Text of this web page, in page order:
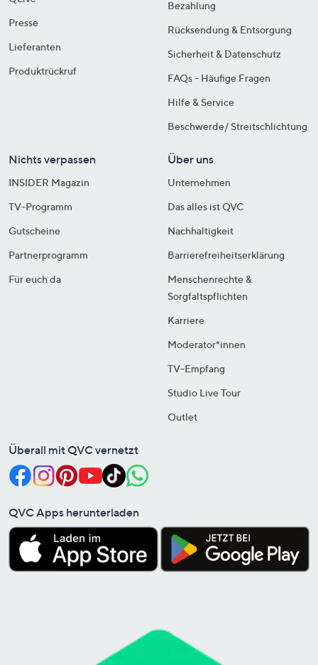
Presse
Lieferanten
Produktrückruf
Bezahlung
Rücksendung & Entsorgung
Sicherheit & Datenschutz
FAQs - Häufige Fragen
Hilfe & Service
Beschwerde/ Streitschlichtung
Nichts verpassen
INSIDER Magazin
TV-Programm
Gutscheine
Partnerprogramm
Für euch da
Über uns
Unternehmen
Das alles ist QVC
Nachhaltigkeit
Barrierefreiheitserklärung
Menschenrechte &
Sorgfaltspflichten
Karriere
Moderator*innen
TV-Empfang
Studio Live Tour
Outlet
Überall mit QVC vernetzt
QVC Apps herunterladen